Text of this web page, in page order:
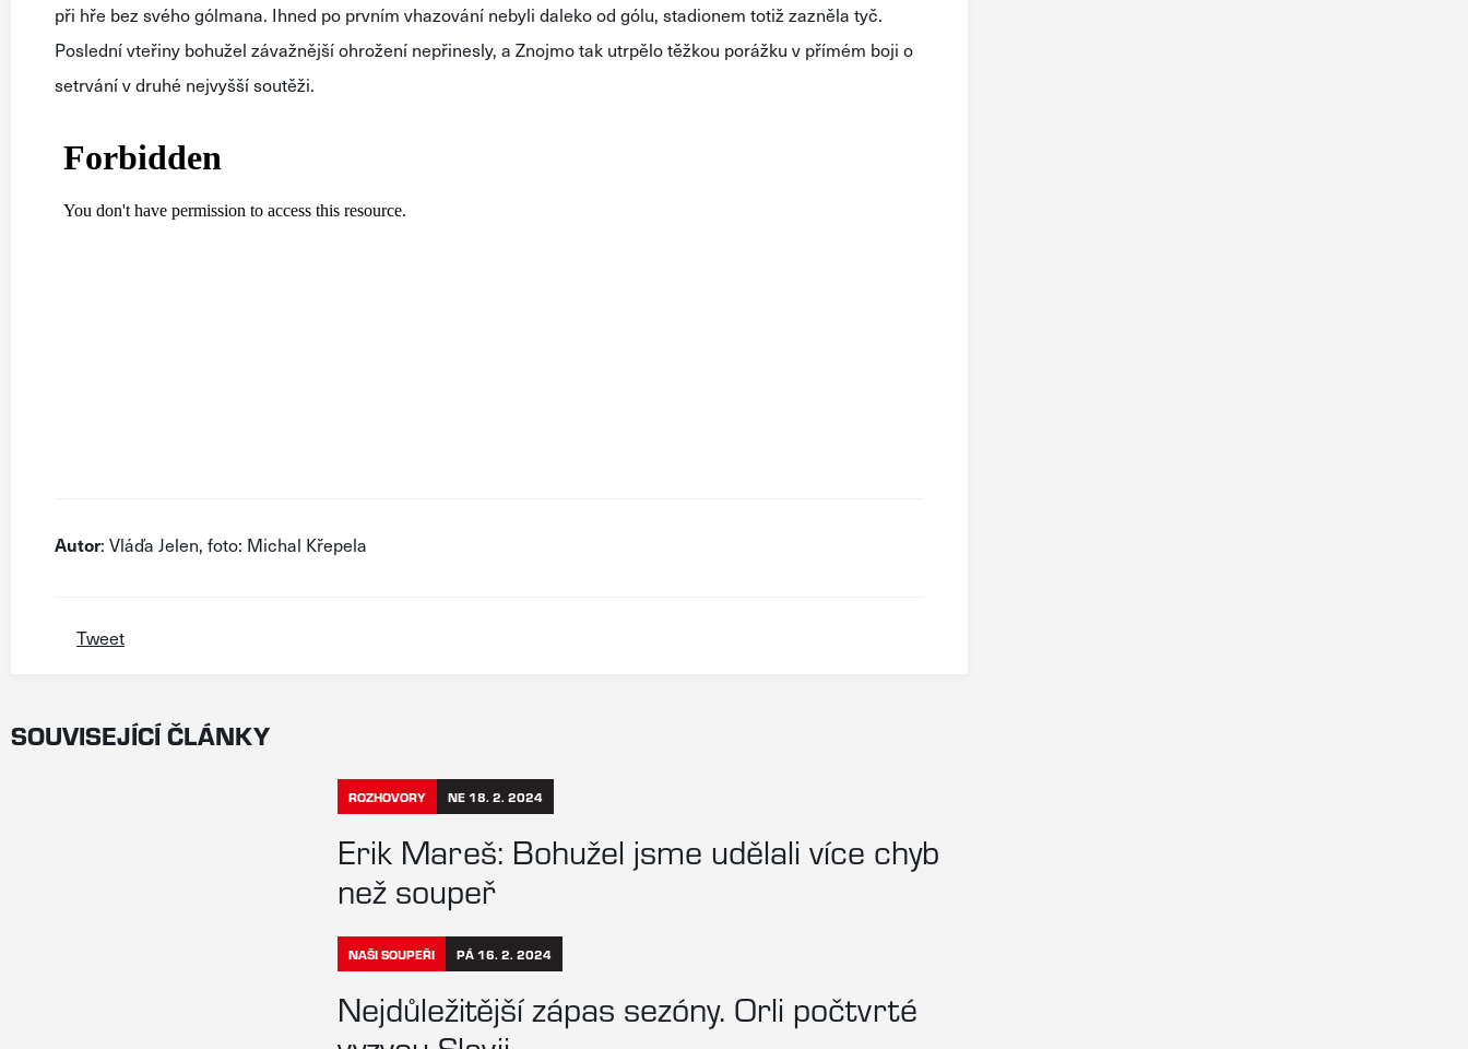
při hře bez svého gólmana. Ihned po prvním vhazování nebyli daleko od gólu, stadionem totiž zazněla tyč.
Poslední vteřiny bohužel závažnější ohrožení nepřinesly, a Znojmo tak utrpělotěžkou porážku v přímém boji o
setrvánív druhé nejvyšší soutěži.
Autor: Vláďa Jelen, foto: Michal Křepela
Tweet
SOUVISEJÍCÍ ČLÁNKY
ROZHOVORY NE 18. 2. 2024
Erik Mareš: Bohužel jsme udělali více chyb
než soupeř
NAŠI SOUPEŘI PÁ 16. 2. 2024
Nejdůležitější zápas sezóny. Orli počtvrté